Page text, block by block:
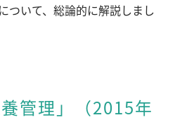
ついて、総論的に解説しまし
管理」（2015年